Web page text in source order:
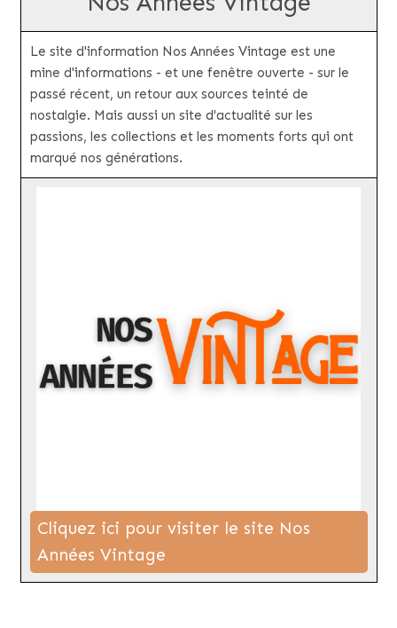
Le site d'information Nos Années Vintage est une
mine d'informations - et une fenêtre ouverte - sur le
passé récent, un retour aux sources teinté de
nostalgie. Mais aussi un site d'actualité sur les
passions, les collections et les moments forts qui ont
marqué nos générations.
Cliquez ici pour visiter le site Nos
Années Vintage